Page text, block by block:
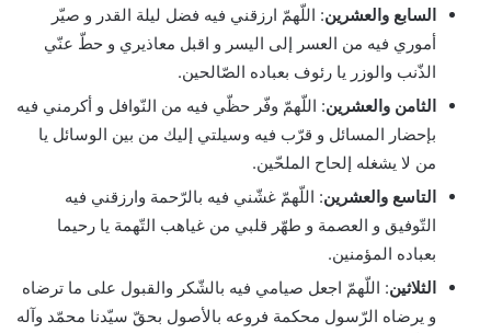
السابع والعشرين: اللّهمّ ارزقني فيه فضل ليلة القدر و صيّر
أموري فيه من العسر إلى اليسر و اقبل معاذيري و حطّ عنّي
الذّنب والوزر يا رئوف بعباده الصّالحين.
الثامن والعشرين: اللّهمّ وفّر حظّي فيه من النّوافل و أكرمني فيه
بإحضار المسائل و قرّب فيه وسيلتي إليك من بين الوسائل يا
من لا يشغله إلحاح الملحّين.
التاسع والعشرين: اللّهمّ غشّني فيه بالرّحمة وارزقني فيه
التّوفيق و العصمة و طهّر قلبي من غياهب التّهمة يا رحيما
بعباده المؤمنين.
الثلاثين: اللّهمّ اجعل صيامي فيه بالشّكر والقبول على ما ترضاه
و يرضاه الرّسول محكمة فروعه بالأصول بحقّ سيّدنا محمّد وآله